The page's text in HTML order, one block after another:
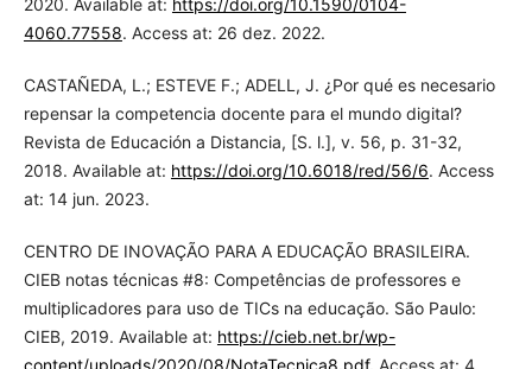
2020. Available at: https://doi.org/10.1590/0104-
4060.77558. Access at: 26 dez. 2022.
CASTAÑEDA, L.; ESTEVE F.; ADELL, J. ¿Por qué es necesario
repensar la competencia docente para el mundo digital?
Revista de Educación a Distancia, [S. l.], v. 56, p. 31-32,
2018. Available at: https://doi.org/10.6018/red/56/6. Access
at: 14 jun. 2023.
CENTRO DE INOVAÇÃO PARA A EDUCAÇÃO BRASILEIRA.
CIEB notas técnicas #8: Competências de professores e
multiplicadores para uso de TICs na educação. São Paulo:
CIEB, 2019. Available at: https://cieb.net.br/wp-